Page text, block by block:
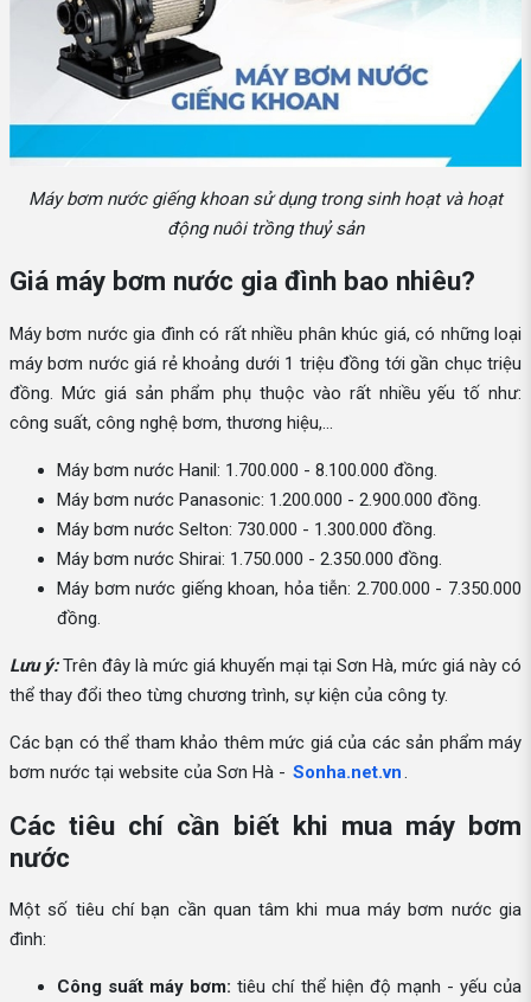
Máy bơm nước giếng khoan sử dụng trong sinh hoạt và hoạt
động nuôi trồng thuỷ sản
Giá máy bơm nước gia đình bao nhiêu?
Máy bơm nước gia đình có rất nhiều phân khúc giá, có những loại
máy bơm nước giá rẻ khoảng dưới 1 triệu đồng tới gần chục triệu
đồng. Mức giá sản phẩm phụ thuộc vào rất nhiều yếu tố như:
công suất, công nghệ bơm, thương hiệu,...
Máy bơm nước Hanil: 1.700.000 - 8.100.000 đồng.
Máy bơm nước Panasonic: 1.200.000 - 2.900.000 đồng.
Máy bơm nước Selton: 730.000 - 1.300.000 đồng.
Máy bơm nước Shirai: 1.750.000 - 2.350.000 đồng.
Máy bơm nước giếng khoan, hỏa tiễn: 2.700.000 - 7.350.000
đồng.
Lưu ý:Trên đây là mức giá khuyến mại tại Sơn Hà, mức giá này có
thể thay đổi theo từng chương trình, sự kiện của công ty.
Các bạn có thể tham khảo thêm mức giá của các sản phẩm máy
bơm nước tại website của Sơn Hà - Sonha.net.vn.
Các tiêu chí cần biết khi mua máy bơm
nước
Một số tiêu chí bạn cần quan tâm khi mua máy bơm nước gia
đình:
Công suất máy bơm: tiêu chí thể hiện độ mạnh - yếu của